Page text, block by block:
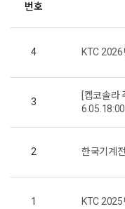
번호
4 KTC 2026
3
[켑코솔라
2 한국기계
1 KTC 2025